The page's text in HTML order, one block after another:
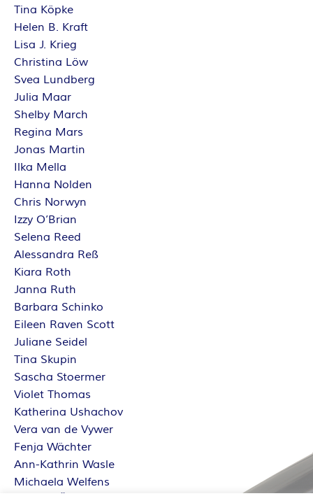
Tina Köpke
Helen B. Kraft
Lisa J. Krieg
Christina Löw
Svea Lundberg
Julia Maar
Shelby March
Regina Mars
Jonas Martin
Ilka Mella
Hanna Nolden
Chris Norwyn
Izzy O’Brian
Selena Reed
Alessandra Reß
Kiara Roth
Janna Ruth
Barbara Schinko
Eileen Raven Scott
Juliane Seidel
Tina Skupin
Sascha Stoermer
Violet Thomas
Katherina Ushachov
Vera van de Vywer
Fenja Wächter
Ann-Kathrin Wasle
Michaela Welfens